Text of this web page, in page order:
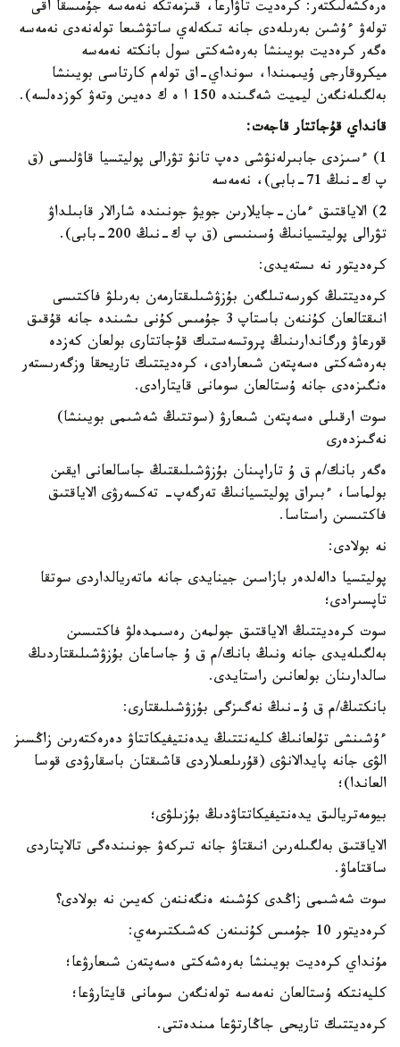
ەرەكشەلىكتەر: كرەديت تاۋارعا، قىزمەتكە نەمەسە جۇمىسقا اقى
تولەۋ ءۇشىن بەرىلەدى جانە تىكەلەي ساتۋشىعا تولەنەدى نەمەسە
ەگەر كرەديت بويىنشا بەرەشەكتى سول بانكتە نەمەسە
ميكروقارجى ۇيىمىندا، سونداي-اق تولەم كارتاسى بويىنشا
بەلگىلەنگەن ليميت شەگىندە 150 ا ە ك دەيىن وتەۋ كوزدەلسە).
قانداي قۇجاتتار قاجەت:
1) ءسىزدى جابىرلەنۋشى دەپ تانۋ تۋرالى پوليتسيا قاۋلىسى (ق
پ ك-نىڭ 71-بابى)، نەمەسە
2) الاياقتىق ءمان-جايلارىن جويۋ جونىندە شارالار قابىلداۋ
تۋرالى پوليتسيانىڭ ۇسىنىسى (ق پ ك-نىڭ 200-بابى).
كرەديتور نە ىستەيدى:
كرەديتتىڭ كورسەتىلگەن بۇزۋشىلىقتارمەن بەرىلۋ فاكتىسى
انىقتالعان كۇننەن باستاپ 3 جۇمىس كۇنى ىشىندە جانە قۇقىق
قورعاۋ ورگاندارىنىڭ پروتسەستىك قۇجاتتارى بولعان كەزدە
بەرەشەكتى ەسەپتەن شىعارادى، كرەديتتىك تاريحقا وزگەرىستەر
ەنگىزەدى جانە ۇستالعان سومانى قايتارادى.
سوت ارقىلى ەسەپتەن شىعارۋ (سوتتىڭ شەشىمى بويىنشا)
نەگىزدەرى
ەگەر بانك/م ق ۇ تاراپىنان بۇزۋشىلىقتىڭ جاسالعانى ايقىن
بولماسا، ءبىراق پوليتسيانىڭ تەرگەپ- تەكسەرۋى الاياقتىق
فاكتىسىن راستاسا.
نە بولادى:
پوليتسيا دالەلدەر بازاسىن جينايدى جانە ماتەريالداردى سوتقا
تاپسىرادى؛
سوت كرەديتتىڭ الاياقتىق جولمەن رەسىمدەلۋ فاكتىسىن
بەلگىلەيدى جانە ونىڭ بانك/م ق ۇ جاساعان بۇزۋشىلىقتاردىڭ
سالدارىنان بولعانىن راستايدى.
بانكتىڭ/م ق ۇ-نىڭ نەگىزگى بۇزۋشىلىقتارى:
ءۇشىنشى تۇلعانىڭ كليەنتتىڭ يدەنتيفيكاتتاۋ دەرەكتەرىن زاڭسىز
الۋى جانە پايدالانۋى (قۇرىلعىلاردى قاشىقتان باسقارۋدى قوسا
العاندا)؛
بيومەتريالىق يدەنتيفيكاتتاۋدىڭ بۇزىلۋى؛
الاياقتىق بەلگىلەرىن انىقتاۋ جانە تىركەۋ جونىندەگى تالاپتاردى
ساقتاماۋ.
سوت شەشىمى زاڭدى كۇشىنە ەنگەننەن كەيىن نە بولادى؟
كرەديتور 10 جۇمىس كۇنىنەن كەشىكتىرمەي:
مۇنداي كرەديت بويىنشا بەرەشەكتى ەسەپتەن شىعارۋعا؛
كليەنتكە ۇستالعان نەمەسە تولەنگەن سومانى قايتارۋعا؛
كرەديتتىك تاريحى جاڭارتۋعا مىندەتتى.